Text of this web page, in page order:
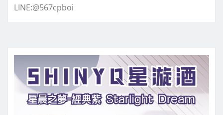
LINE:@567cpboi